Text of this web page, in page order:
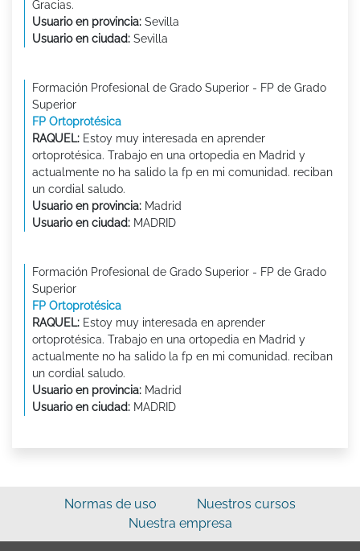
Gracias.
Usuario en provincia: Sevilla
Usuario en ciudad: Sevilla
Formación Profesional de Grado Superior - FP de Grado
Superior
FP Ortoprotésica
RAQUEL: Estoy muy interesada en aprender
ortoprotésica. Trabajo en una ortopedia en Madrid y
actualmente no ha salido la fp en mi comunidad. reciban
un cordial saludo.
Usuario en provincia: Madrid
Usuario en ciudad: MADRID
Formación Profesional de Grado Superior - FP de Grado
Superior
FP Ortoprotésica
RAQUEL: Estoy muy interesada en aprender
ortoprotésica. Trabajo en una ortopedia en Madrid y
actualmente no ha salido la fp en mi comunidad. reciban
un cordial saludo.
Usuario en provincia: Madrid
Usuario en ciudad: MADRID
Normas de uso
Nuestros cursos
Nuestra empresa